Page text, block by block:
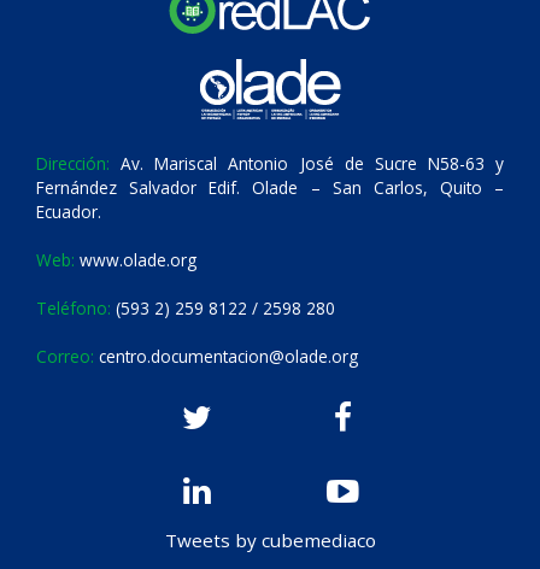
Dirección: Av. Mariscal Antonio José de Sucre N58-63 y
Fernández Salvador Edif. Olade – San Carlos, Quito –
Ecuador.
Web: www.olade.org
Teléfono: (593 2) 259 8122 / 2598 280
Correo: centro.documentacion@olade.org
Tweets by cubemediaco